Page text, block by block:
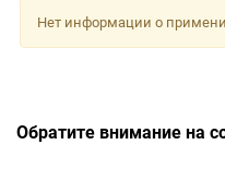
Нет информации о
Обратите внимание на